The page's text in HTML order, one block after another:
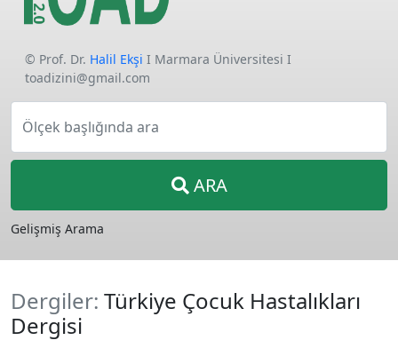
© Prof. Dr. Halil Ekşi I Marmara Üniversitesi I
toadizini@gmail.com
Ölçek başlığında ara
ARA
Gelişmiş Arama
Dergiler: Türkiye Çocuk Hastalıkları
Dergisi